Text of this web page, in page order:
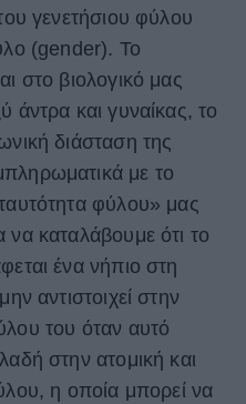
γενετήσιου φύλου
(gender). To
στο βιολογικό μας
άντρα και γυναίκας, το
διάσταση της
με το
φύλου» μας
να καταλάβουμε ότι το
ένα νήπιο στη
αντιστοιχεί στην
του όταν αυτό
στην ατομική και
η οποία μπορεί να